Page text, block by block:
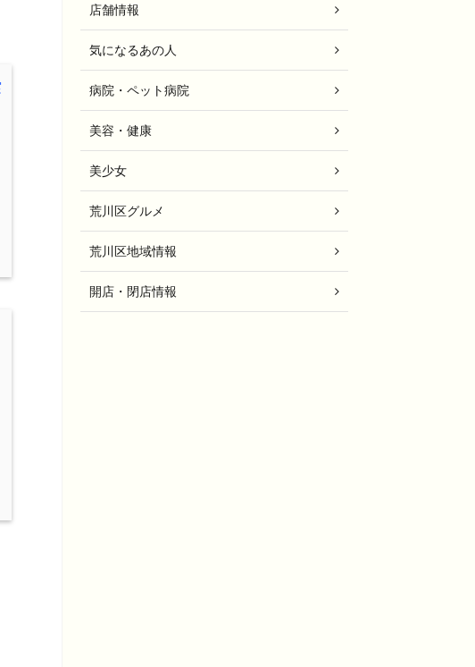
店舗情報
気になるあの人
病院・ペット病院
美容・健康
美少女
荒川区グルメ
荒川区地域情報
開店・閉店情報